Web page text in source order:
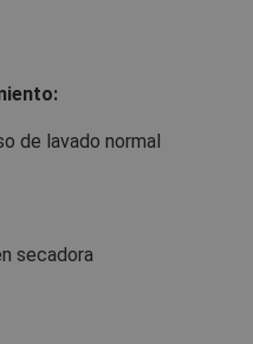
de lavado normal
secadora